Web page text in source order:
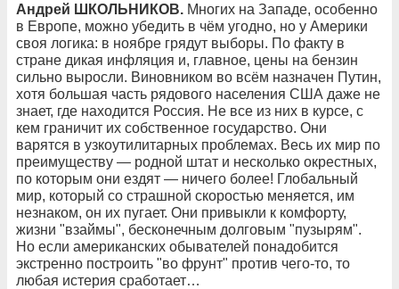
Андрей ШКОЛЬНИКОВ. Многих на Западе, особенно
в Европе, можно убедить в чём угодно, но у Америки
своя логика: в ноябре грядут выборы. По факту в
стране дикая инфляция и, главное, цены на бензин
сильно выросли. Виновником во всём назначен Путин,
хотя большая часть рядового населения США даже не
знает, где находится Россия. Не все из них в курсе, с
кем граничит их собственное государство. Они
варятся в узкоутилитарных проблемах. Весь их мир по
преимуществу — родной штат и несколько окрестных,
по которым они ездят — ничего более! Глобальный
мир, который со страшной скоростью меняется, им
незнаком, он их пугает. Они привыкли к комфорту,
жизни "взаймы", бесконечным долговым "пузырям".
Но если американских обывателей понадобится
экстренно построить "во фрунт" против чего-то, то
любая истерия сработает…